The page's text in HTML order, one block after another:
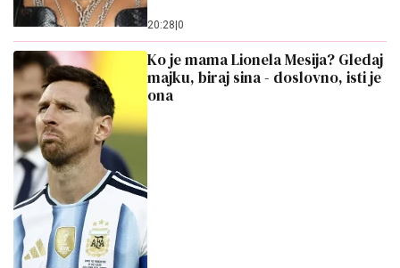
20:28 0
Ko je mama Lionela Mesija? Gledaj
majku, biraj sina - doslovno, isti je
ona